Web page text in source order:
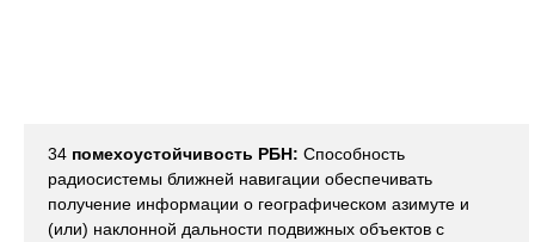
34 помехоустойчивость РБН: Способность
радиосистемы ближней навигации обеспечивать
получение информации о географическом азимуте и
(или) наклонной дальности подвижных объектов с